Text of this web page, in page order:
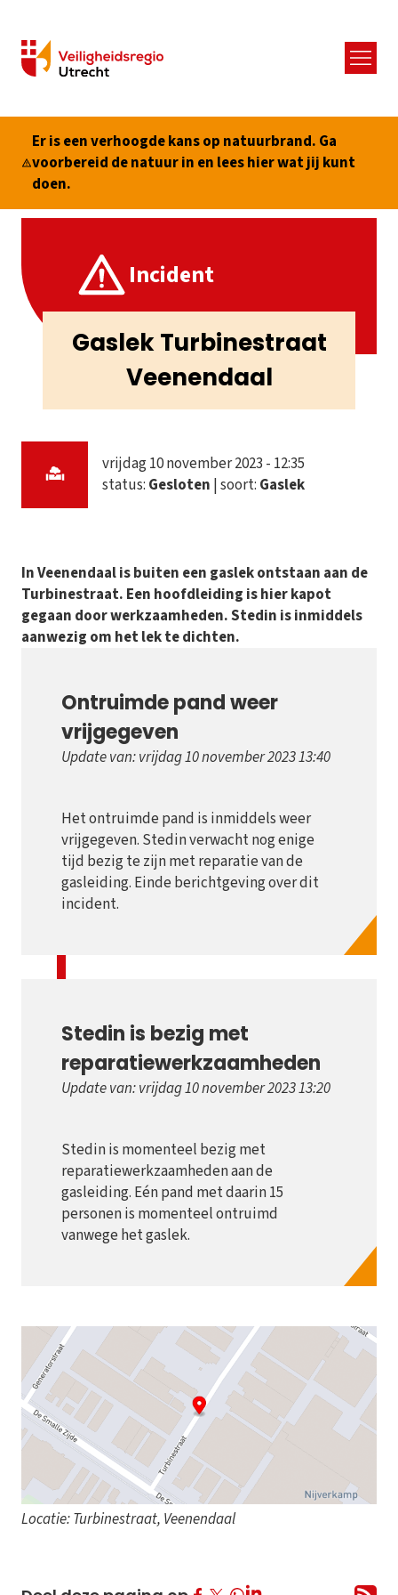
Menu
Er is een verhoogde kans op natuurbrand. Ga
voorbereid de natuur in en lees hier wat jij kunt
doen.
Incident
Gaslek Turbinestraat
Veenendaal
vrijdag 10 november 2023 - 12:35
status: Gesloten | soort: Gaslek
In Veenendaal is buiten een gaslek ontstaan aan de
Turbinestraat. Een hoofdleiding is hier kapot
gegaan door werkzaamheden. Stedin is inmiddels
aanwezig om het lek te dichten.
Ontruimde pand weer
vrijgegeven
Update van: vrijdag 10 november 2023 13:40
Het ontruimde pand is inmiddels weer
vrijgegeven. Stedin verwacht nog enige
tijd bezig te zijn met reparatie van de
gasleiding. Einde berichtgeving over dit
incident.
Stedin is bezig met
reparatiewerkzaamheden
Update van: vrijdag 10 november 2023 13:20
Stedin is momenteel bezig met
reparatiewerkzaamheden aan de
gasleiding. Eén pand met daarin 15
personen is momenteel ontruimd
vanwege het gaslek.
Locatie: Turbinestraat, Veenendaal